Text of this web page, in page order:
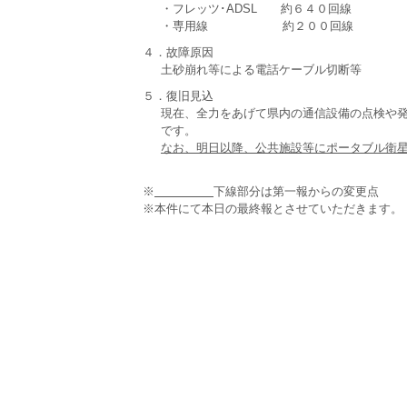
・フレッツ･ADSL 約６４０回線
・専用線 約２００回線
４．故障原因
土砂崩れ等による電話ケーブル切断等
５．復旧見込
現在、全力をあげて県内の通信設備の点検や
です。
なお、明日以降、公共施設等にポータブル衛
※
下線部分は第一報からの変更点
※本件にて本日の最終報とさせていただきます。